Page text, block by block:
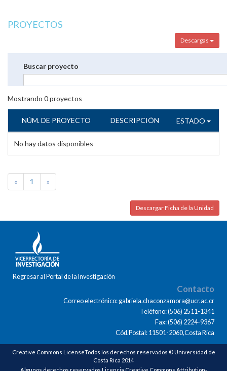
PROYECTOS
Descargas
Buscar proyecto
Mostrando 0proyectos
NÚM. DE PROYECTO DESCRIPCIÓN ESTADO
No hay datos disponibles
« 1 »
Descargar Ficha de la Unidad
Regresar al Portal de la Investigación
Contacto
Correo electrónico: gabriela.chaconzamora@ucr.ac.cr
Teléfono: (506) 2511-1341
Fax: (506) 2224-9367
Cód.Postal: 11501-2060,Costa Rica
Creative Commons LicenseTodos los derechos reservados © Universidad de
Costa Rica 2014